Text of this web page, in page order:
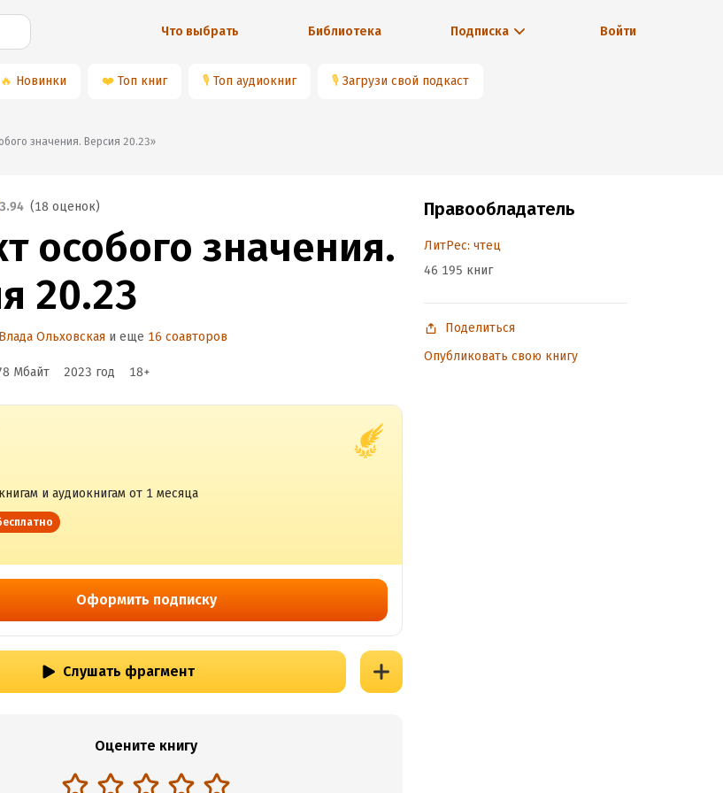
Что выбрать Библиотека Подписка Войти
🔥 Новинки ❤️ Топ книг 🎙 Топ аудиокниг 🎙 Загрузи свой подкаст
значения. Версия 20.23»
3.94 (18 оценок)
особого значения.
20.23
Влада Ольховская и еще 16 соавторов
Мбайт 2023 год 18+
и аудиокнигам от 1 месяца
Оформить подписку
Слушать фрагмент
Оцените книгу
Правообладатель
ЛитРес: чтец
46 195 книг
Поделиться
Опубликовать свою книгу